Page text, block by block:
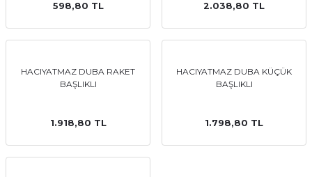
598,80 TL 2.038,80 TL
HACIYATMAZ DUBA RAKET
BAŞLIKLI
1.918,80 TL
HACIYATMAZ DUBA KÜÇÜK
BAŞLIKLI
1.798,80 TL